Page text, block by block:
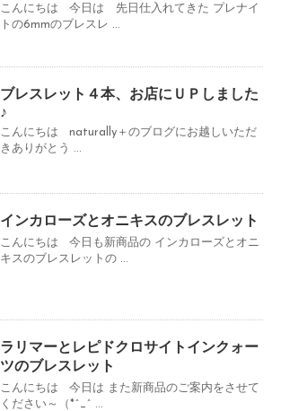
こんにちは 今日は 先日仕入れてきた プレナイ
トの6mmのブレスレ ...
ブレスレット４本、お店にＵＰしました
♪
こんにちは naturally＋のブログにお越しいただ
きありがとう ...
インカローズとオニキスのブレスレット
こんにちは 今日も新商品の インカローズとオニ
キスのブレスレットの ...
ラリマーとレピドクロサイトインクォー
ツのブレスレット
こんにちは 今日は また新商品のご案内をさせて
ください～（*^_^ ...